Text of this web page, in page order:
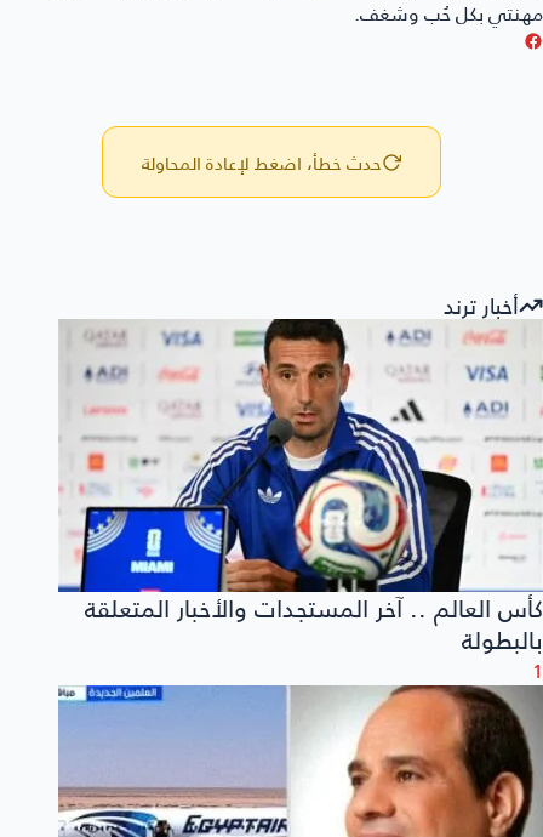
مهنتي بكل حُب وشغف.
حدث خطأ، اضغط لإعادة المحاولة
أخبار ترند
كأس العالم .. آخر المستجدات والأخبار المتعلقة
بالبطولة
1